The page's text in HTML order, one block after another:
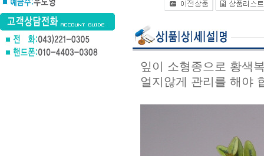
잎이 소형종으로 황색
얼지않게 관리를 해야